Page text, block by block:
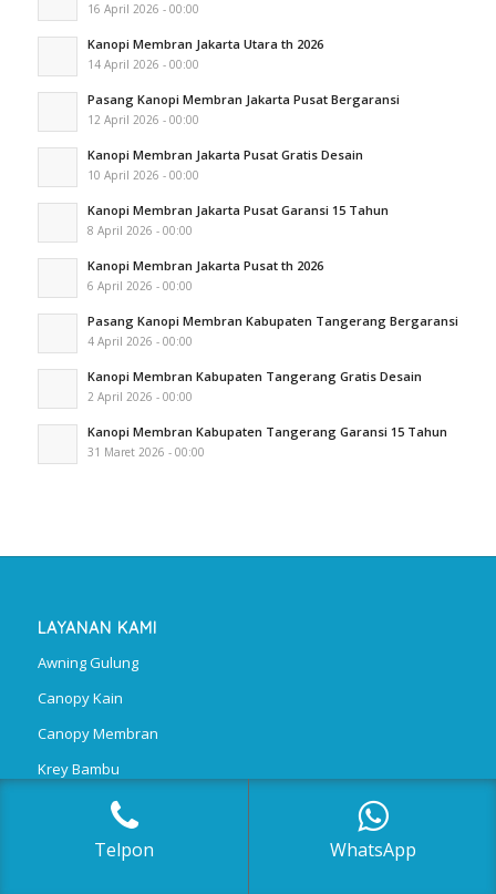
16 April 2026 - 00:00
Kanopi Membran Jakarta Utara th 2026
14 April 2026 - 00:00
Pasang Kanopi Membran Jakarta Pusat Bergaransi
12 April 2026 - 00:00
Kanopi Membran Jakarta Pusat Gratis Desain
10 April 2026 - 00:00
Kanopi Membran Jakarta Pusat Garansi 15 Tahun
8 April 2026 - 00:00
Kanopi Membran Jakarta Pusat th 2026
6 April 2026 - 00:00
Pasang Kanopi Membran Kabupaten Tangerang Bergaransi
4 April 2026 - 00:00
Kanopi Membran Kabupaten Tangerang Gratis Desain
2 April 2026 - 00:00
Kanopi Membran Kabupaten Tangerang Garansi 15 Tahun
31 Maret 2026 - 00:00
LAYANAN KAMI
Awning Gulung
Canopy Kain
Canopy Membran
Krey Bambu
Polycarbonate
Telpon WhatsApp